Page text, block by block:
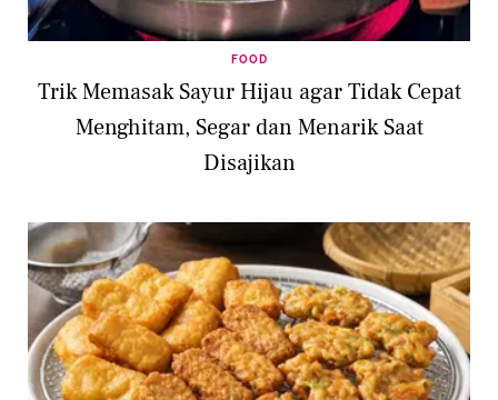
FOOD
Trik Memasak Sayur Hijau agar Tidak Cepat
Menghitam, Segar dan Menarik Saat
Disajikan